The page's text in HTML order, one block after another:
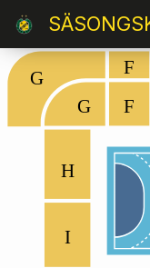
I
H
G
G
F
F